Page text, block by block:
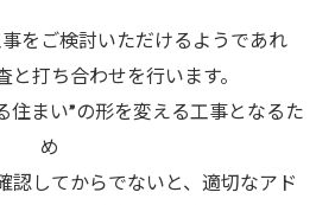
をご検討いただけるようであれ
と打ち合わせを行います。
住まい”の形を変える工事となるた
め
認してからでないと、適切なアド